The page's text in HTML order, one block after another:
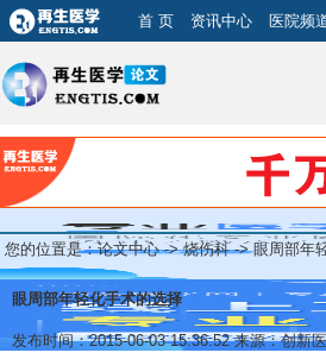
首 页 资讯中心 医院频
您的位置是：论文中心->烧伤科-> 眼周部年
眼周部年轻化手术的选择
发布时间：2015-06-03 15:36:52 来源：创新